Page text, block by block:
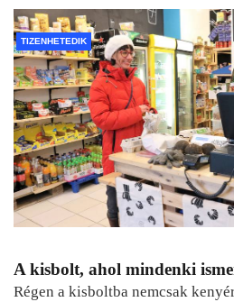
TIZENHETEDIK
A kisbolt, ahol mindenki
Régen a kisboltba nemcsak